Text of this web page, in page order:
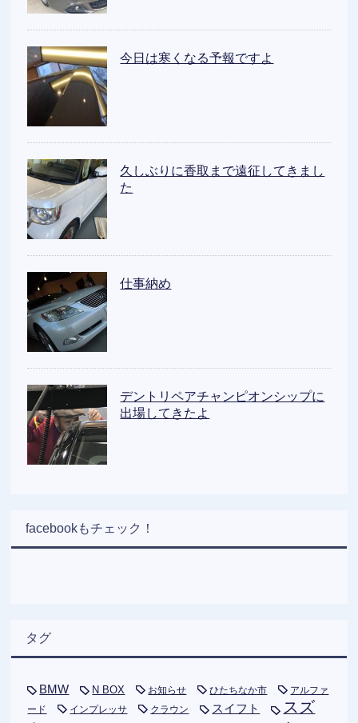
今日は寒くなる予報ですよ
久しぶりに香取まで遠征してきまし
た
仕事納め
デントリペアチャンピオンシップに
出場してきたよ
facebookもチェック！
タグ
BMW N BOX お知らせ ひたちなか市
アルファ
ード
インプレッサ クラウン スイフト
スズ